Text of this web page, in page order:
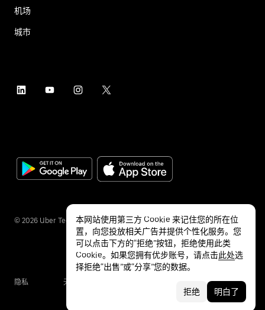
机场
城市
© 2026 Uber Technologies Inc.
隐私 无障碍服务
本网站使用第三方 Cookie 来记住您的所在位
置，向您投放相关广告并提供个性化服务。您
可以点击下方的“拒绝”按钮，拒绝使用此类
Cookie。如果您拥有优步账号，请点击此处选
择拒绝“出售”或“分享”您的数据。
拒绝 明白了